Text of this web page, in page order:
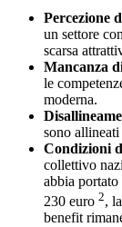
Percezione
un settore
scarsa
Mancanza
le
moderna.
sono
Condizioni
collettivo
abbia
230 euro 2,
benefit